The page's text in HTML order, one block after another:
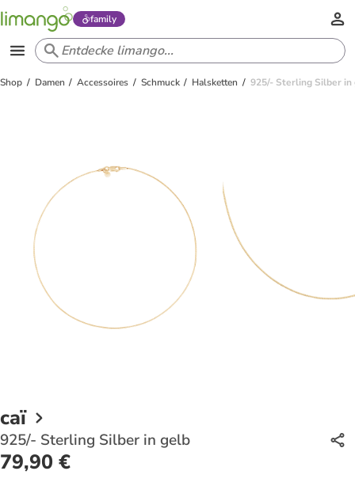
family
Shop Damen Accessoires Schmuck Halsketten 925/- Sterling Silber in
caï
925/- Sterling Silber in gelb
79,90 €